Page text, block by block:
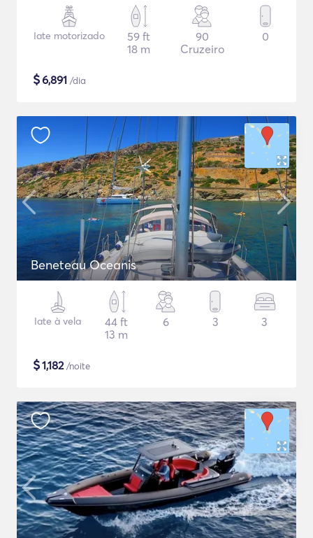
Iate motorizado
59 ft
18 m
90
Cruzeiro
0
$6,891 /dia
Beneteau Oceanis
Iate à vela
44 ft
13 m
6 3 3
$1,182/noite